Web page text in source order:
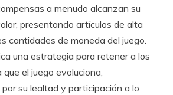
a menudo alcanzan su
presentando artículos de alta
cantidades de moneda del juego.
una estrategia para retener a los
el juego evoluciona,
su lealtad y participación a lo